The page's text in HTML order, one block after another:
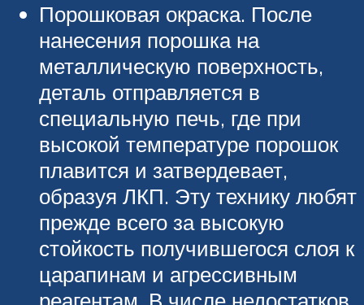
Порошковая окраска. После
нанесения порошка на
металлическую поверхность,
деталь отправляется в
специальную печь, где при
высокой температуре порошок
плавится и затвердевает,
образуя ЛКП. Эту технику любят
прежде всего за высокую
стойкость получившегося слоя к
царапинам и агрессивным